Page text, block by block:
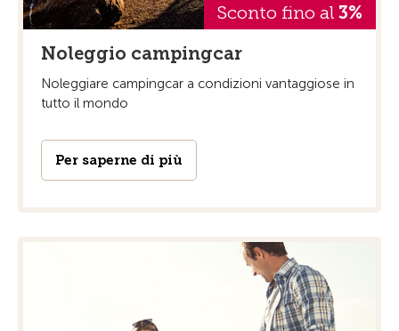
Sconto fino al 3%
Noleggio campingcar
Noleggiare campingcar a condizioni vantaggiose in
tutto il mondo
Per saperne di più